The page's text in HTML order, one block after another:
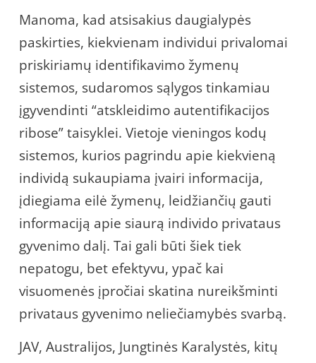
Manoma, kad atsisakius daugialypės
paskirties, kiekvienam individui privalomai
priskiriamų identifikavimo žymenų
sistemos, sudaromos sąlygos tinkamiau
įgyvendinti “atskleidimo autentifikacijos
ribose” taisyklei. Vietoje vieningos kodų
sistemos, kurios pagrindu apie kiekvieną
individą sukaupiama įvairi informacija,
įdiegiama eilė žymenų, leidžiančių gauti
informaciją apie siaurą individo privataus
gyvenimo dalį. Tai gali būti šiek tiek
nepatogu, bet efektyvu, ypač kai
visuomenės įpročiai skatina nureikšminti
privataus gyvenimo neliečiamybės svarbą.
JAV, Australijos, Jungtinės Karalystės, kitų